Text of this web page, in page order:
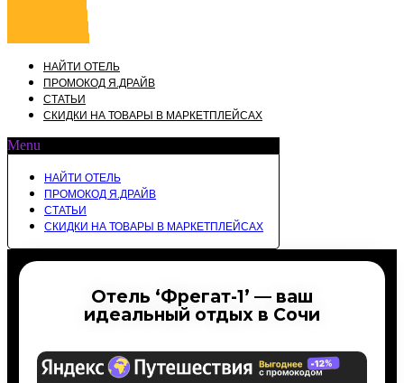
НАЙТИ ОТЕЛЬ
ПРОМОКОД Я.ДРАЙВ
СТАТЬИ
СКИДКИ НА ТОВАРЫ В МАРКЕТПЛЕЙСАХ
Menu
НАЙТИ ОТЕЛЬ
ПРОМОКОД Я.ДРАЙВ
СТАТЬИ
СКИДКИ НА ТОВАРЫ В МАРКЕТПЛЕЙСАХ
Отель ‘Фрегат-1’ — ваш
идеальный отдых в Сочи